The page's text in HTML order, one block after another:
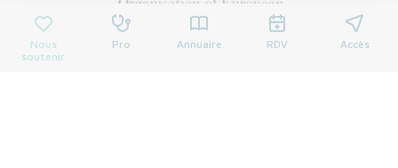
Nous
soutenir
Pro Annuaire RDV Accès